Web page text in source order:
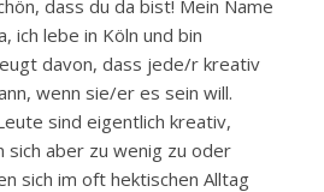
dass du da bist! Mein Name
ich lebe in Köln und bin
davon, dass jede/r kreativ
wenn sie/er es sein will.
sind eigentlich kreativ,
sich aber zu wenig zu oder
sich im oft hektischen Alltag